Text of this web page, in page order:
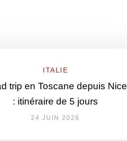
ITALIE
trip en Toscane depuis Nice
: itinéraire de 5 jours
24 JUIN 2026